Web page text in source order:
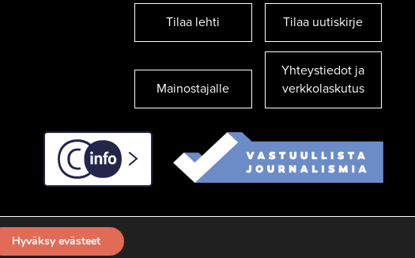
Tilaa lehti Tilaa uutiskirje
Mainostajalle
Yhteystiedot ja
verkkolaskutus
C-info
Hyväksy evästeet